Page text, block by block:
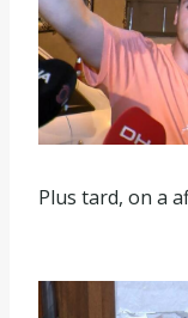
Plus tard, on a